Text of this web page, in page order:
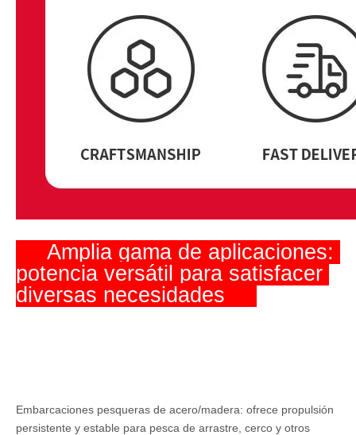
potencia versátil para satisfacer
diversas necesidades
Embarcaciones pesqueras de acero/madera: ofrece propulsión
persistente y estable para pesca de arrastre, cerco y otros